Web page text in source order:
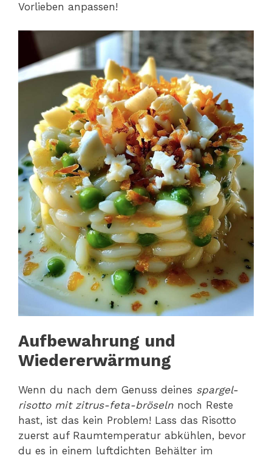
Vorlieben anpassen!
Aufbewahrung und
Wiedererwärmung
Wenn du nach dem Genuss deines spargel-
risotto mit zitrus-feta-bröseln noch Reste
hast, ist das kein Problem! Lass das Risotto
zuerst auf Raumtemperatur abkühlen, bevor
du es in einem luftdichten Behälter im